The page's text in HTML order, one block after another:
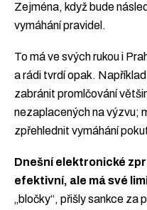
Zejména, když bude
vymáhání pravidel.
To má ve svých rukou i
a rádi tvrdí opak.
zabránit promlčování
nezaplacených na výzvu;
zpřehlednit vymáhání
Dnešní elektronické
efektivní, ale má své
„bločky“, přišly sankce za